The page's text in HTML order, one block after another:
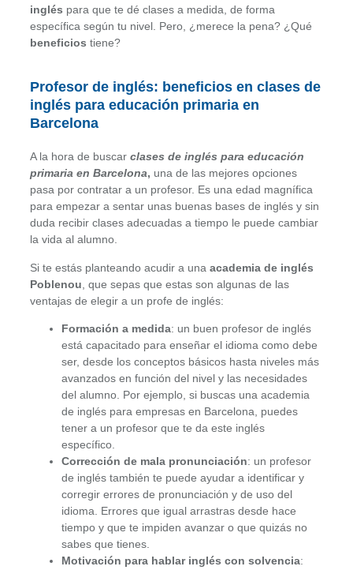
inglés para que te dé clases a medida, de forma
específica según tu nivel. Pero, ¿merece la pena? ¿Qué
beneficios tiene?
Profesor de inglés: beneficios en clases de
inglés para educación primaria en
Barcelona
A la hora de buscar clases de inglés para educación
primaria en Barcelona, una de las mejores opciones
pasa por contratar a un profesor. Es una edad magnífica
para empezar a sentar unas buenas bases de inglés y sin
duda recibir clases adecuadas a tiempo le puede cambiar
la vida al alumno.
Si te estás planteando acudir a una academia de inglés
Poblenou , que sepas que estas son algunas de las
ventajas de elegir a un profe de inglés:
Formación a medida: un buen profesor de inglés
está capacitado para enseñar el idioma como debe
ser, desde los conceptos básicos hasta niveles más
avanzados en función del nivel y las necesidades
del alumno. Por ejemplo, si buscas una academia
de inglés para empresas en Barcelona, puedes
tener a un profesor que te da este inglés
específico.
Corrección de mala pronunciación: un profesor
de inglés también te puede ayudar a identificar y
corregir errores de pronunciación y de uso del
idioma. Errores que igual arrastras desde hace
tiempo y que te impiden avanzar o que quizás no
sabes que tienes.
Motivación para hablar inglés con solvencia: